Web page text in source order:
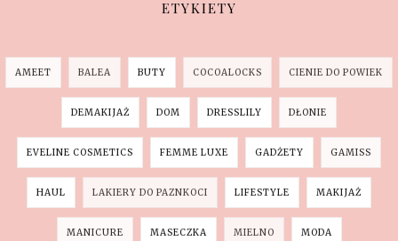
ETYKIETY
AMEET BALEA BUTY COCOALOCKS CIENIE DO POWIEK
DEMAKIJAŻ DOM DRESSLILY DŁONIE
EVELINE COSMETICS FEMME LUXE GADŻETY GAMISS
HAUL LAKIERY DO PAZNKOCI LIFESTYLE MAKIJAŻ
MANICURE MASECZKA MIELNO MODA